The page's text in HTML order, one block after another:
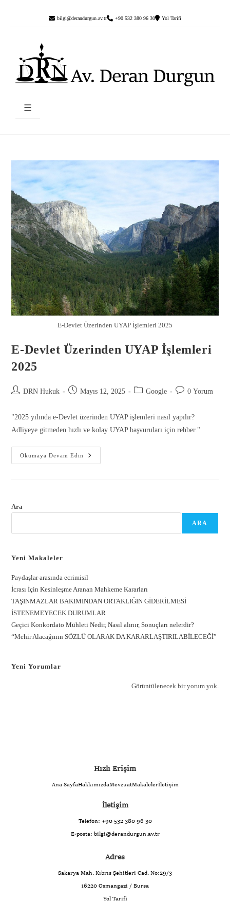
bilgi@derandurgun.av.tr +90 532 380 96 30 Yol Tarifi
☰
E-Devlet Üzerinden UYAP İşlemleri 2025
E-Devlet Üzerinden UYAP İşlemleri
2025
DRN Hukuk Mayıs 12, 2025 Google 0 Yorum
"2025 yılında e-Devlet üzerinden UYAP işlemleri nasıl yapılır?
Adliyeye gitmeden hızlı ve kolay UYAP başvuruları için rehber."
Okumaya Devam Edin
Ara
ARA
Yeni Makaleler
Paydaşlar arasında ecrimisil
İcrası İçin Kesinleşme Aranan Mahkeme Kararları
TAŞINMAZLAR BAKIMINDAN ORTAKLIĞIN GİDERİLMESİ
İSTENEMEYECEK DURUMLAR
Geçici Konkordato Mühleti Nedir, Nasıl alınır, Sonuçları nelerdir?
“Mehir Alacağının SÖZLÜ OLARAK DA KARARLAŞTIRILABİLECEĞİ”
Yeni Yorumlar
Görüntülenecek bir yorum yok.
Hızlı Erişim
Ana SayfaHakkımızdaMevzuatMakalelerİletişim
İletişim
Telefon: +90 532 380 96 30
E-posta: bilgi@derandurgun.av.tr
Adres
Sakarya Mah. Kıbrıs Şehitleri Cad. No:29/3
16220 Osmangazi / Bursa
Yol Tarifi